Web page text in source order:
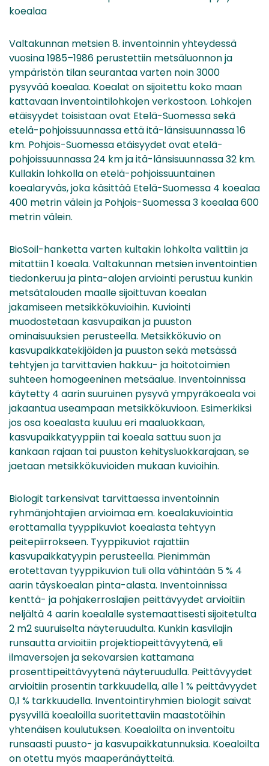
koealaa
Valtakunnan metsien 8. inventoinnin yhteydessä
vuosina 1985–1986 perustettiin metsäluonnon ja
ympäristön tilan seurantaa varten noin 3000
pysyvää koealaa. Koealat on sijoitettu koko maan
kattavaan inventointilohkojen verkostoon. Lohkojen
etäisyydet toisistaan ovat Etelä-Suomessa sekä
etelä-pohjoissuunnassa että itä-länsisuunnassa 16
km. Pohjois-Suomessa etäisyydet ovat etelä-
pohjoissuunnassa 24 km ja itä-länsisuunnassa 32 km.
Kullakin lohkolla on etelä-pohjoissuuntainen
koealaryväs, joka käsittää Etelä-Suomessa 4 koealaa
400 metrin välein ja Pohjois-Suomessa 3 koealaa 600
metrin välein.
BioSoil-hanketta varten kultakin lohkolta valittiin ja
mitattiin 1 koeala. Valtakunnan metsien inventointien
tiedonkeruu ja pinta-alojen arviointi perustuu kunkin
metsätalouden maalle sijoittuvan koealan
jakamiseen metsikkökuvioihin. Kuviointi
muodostetaan kasvupaikan ja puuston
ominaisuuksien perusteella. Metsikkökuvio on
kasvupaikkatekijöiden ja puuston sekä metsässä
tehtyjen ja tarvittavien hakkuu- ja hoitotoimien
suhteen homogeeninen metsäalue. Inventoinnissa
käytetty 4 aarin suuruinen pysyvä ympyräkoeala voi
jakaantua useampaan metsikkökuvioon. Esimerkiksi
jos osa koealasta kuuluu eri maaluokkaan,
kasvupaikkatyyppiin tai koeala sattuu suon ja
kankaan rajaan tai puuston kehitysluokkarajaan, se
jaetaan metsikkökuvioiden mukaan kuvioihin.
Biologit tarkensivat tarvittaessa inventoinnin
ryhmänjohtajien arvioimaa em. koealakuviointia
erottamalla tyyppikuviot koealasta tehtyyn
peitepiirrokseen. Tyyppikuviot rajattiin
kasvupaikkatyypin perusteella. Pienimmän
erotettavan tyyppikuvion tuli olla vähintään 5 % 4
aarin täyskoealan pinta-alasta. Inventoinnissa
kenttä- ja pohjakerroslajien peittävyydet arvioitiin
neljältä 4 aarin koealalle systemaattisesti sijoitetulta
2 m2 suuruiselta näyteruudulta. Kunkin kasvilajin
runsautta arvioitiin projektiopeittävyytenä, eli
ilmaversojen ja sekovarsien kattamana
prosenttipeittävyytenä näyteruudulla. Peittävyydet
arvioitiin prosentin tarkkuudella, alle 1 % peittävyydet
0,1 % tarkkuudella. Inventointiryhmien biologit saivat
pysyvillä koealoilla suoritettaviin maastotöihin
yhtenäisen koulutuksen. Koealoilta on inventoitu
runsaasti puusto- ja kasvupaikkatunnuksia. Koealoilta
on otettu myös maaperänäytteitä.